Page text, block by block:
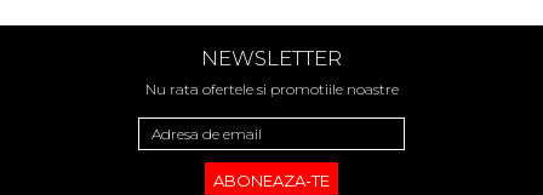
NEWSLETTER
Nu rata ofertele si promotiile noastre